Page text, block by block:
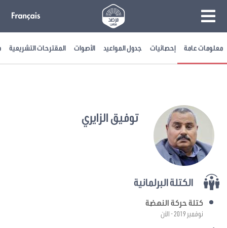
معلومات عامة إحصائيات جدول المواعيد الأصوات المقترحات التشريعية
توفيق الزايري
الكتلة البرلمانية
كتلة حركة النهضة
نوفمبر 2019 - الآن